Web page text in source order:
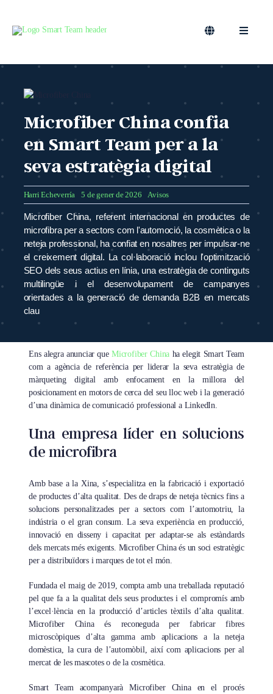
content
Toggle
CA
Toggle
Marqueting B2B
Màrqueting Outsourcing
Podcast
Bloc
Microfiber China confia
en Smart Team per a la
seva estratègia digital
Harri Echeverría 5 de gener de 2026 Avisos
Microfiber China, referent internacional en productes de
microfibra per a sectors com l'automoció, la cosmètica o la
neteja professional, ha confiat en nosaltres per impulsar-ne
el creixement digital. La col·laboració inclou l'optimització
SEO dels seus actius en línia, una estratègia de continguts
multilingüe i el desenvolupament de campanyes
orientades a la generació de demanda B2B en mercats
clau
Ens alegra anunciar queMicrofiber China ha elegit Smart Team
com a agència de referència per liderar la seva estratègia de
màrqueting digital amb enfocament en la millora del
posicionament en motors de cerca del seu lloc web i la generació
d’una dinàmica de comunicació professional a LinkedIn.
Una empresa líder en solucions
de microfibra
Amb base a la Xina, s’especialitza en la fabricació i exportació
de productes d’alta qualitat. Des de draps de neteja tècnics fins a
solucions personalitzades per a sectors com l’automotriu, la
indústria o el gran consum. La seva experiència en producció,
innovació en disseny i capacitat per adaptar-se als estàndards
dels mercats més exigents. Microfiber China és un soci estratègic
per a distribuïdors i marques de tot el món.
Fundada el maig de 2019, compta amb una treballada reputació
pel que fa a la qualitat dels seus productes i el compromís amb
l’excel·lència en la producció d’articles tèxtils d’alta qualitat.
Microfiber China és reconeguda per fabricar fibres
microscòpiques d’alta gamma amb aplicacions a la neteja
domèstica, la cura de l’automòbil, així com aplicacions per al
mercat de les mascotes o de la cosmètica.
Smart Team acompanyarà Microfiber China en el procés